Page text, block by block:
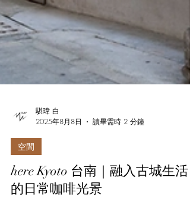
2025年8月8日
讀畢需時 2 分鐘
空間